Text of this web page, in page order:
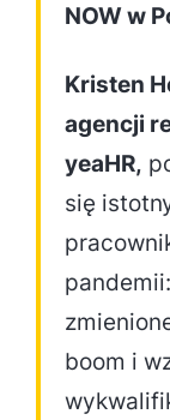
NOW w
Kristen
agencji
yeaHR,
się
pandemii:
boom i